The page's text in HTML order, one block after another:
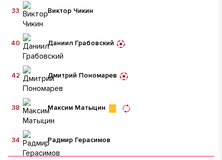
Виктор Чикин
33
Даниил Грабовский
40
Дмитрий Пономарев
42
Максим Матыцин
38
Радмир Герасимов
34